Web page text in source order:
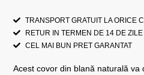
TRANSPORT GRATUIT LA ORICE
RETUR IN TERMEN DE 14 DE ZILE
CEL MAI BUN PRET GARANTAT
Acest covor din blană naturală va